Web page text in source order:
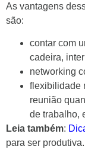
As vantagens
são:
contar com
cadeira,
networking
flexibilidade
reunião
de trabalho,
Leia também:
para ser produtiva.